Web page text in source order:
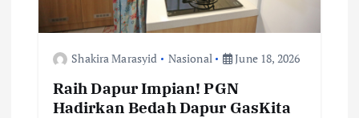
Shakira Marasyid Nasional June 18, 2026
Raih Dapur Impian! PGN
Hadirkan Bedah Dapur GasKita